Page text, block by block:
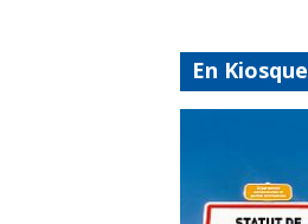
En Kiosque